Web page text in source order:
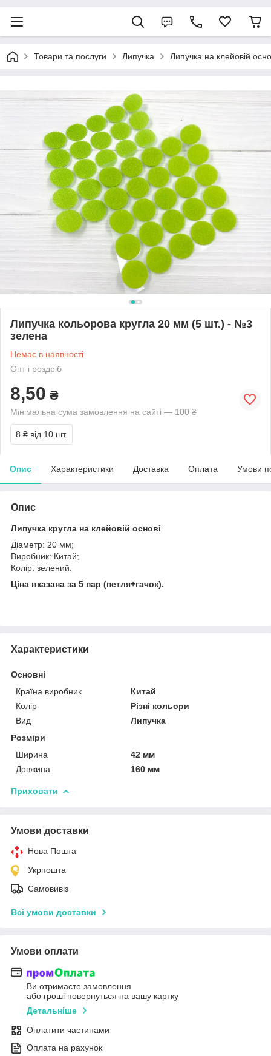
Товари та послуги Липучка Липучка на клейовій
Липучка кольорова кругла 20 мм (5 шт.) - №3
зелена
Немає в наявності
Опт і роздріб
8,50 ₴
Мінімальна сума замовлення на сайті — 100 ₴
8 ₴ від 10 шт.
Опис Характеристики Доставка Оплата Умови
Опис
Липучка кругла на клейовій основі
Діаметр: 20 мм;
Виробник: Китай;
Колір: зелений.
Ціна вказана за 5 пар (петля+гачок).
Характеристики
Основні
Країна виробник
Китай
Колір
Різні кольори
Вид
Липучка
Розміри
Ширина
42 мм
Довжина
160 мм
Приховати
Умови доставки
Нова Пошта
Укрпошта
Самовивіз
Всі умови доставки
Умови оплати
Ви отримаєте замовлення
або гроші повернуться на вашу картку
Детальніше
Оплатити частинами
Оплата на рахунок